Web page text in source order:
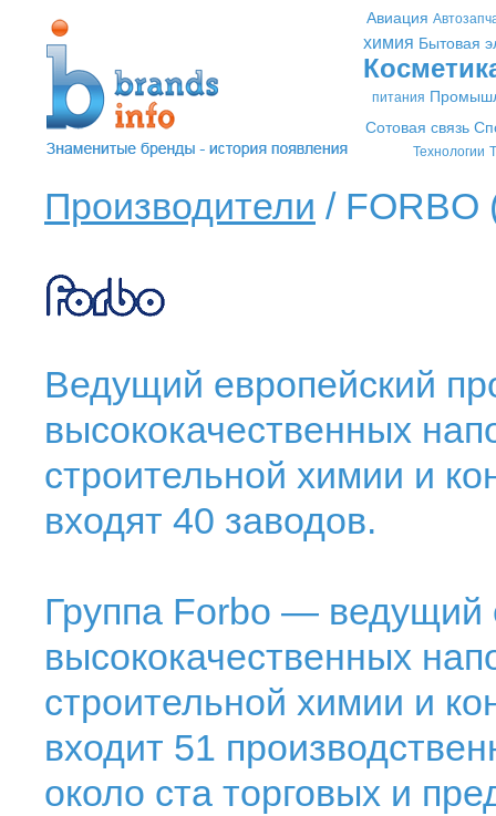
Авиация
химия Бытовая
питания
Сотовая связь
Технологии
Производители / FORBO
Ведущий европейский
высококачественных
строительной химии и
входят 40 заводов.
Группа Forbo — ведущий
высококачественных
строительной химии и
входит 51
около ста торговых и